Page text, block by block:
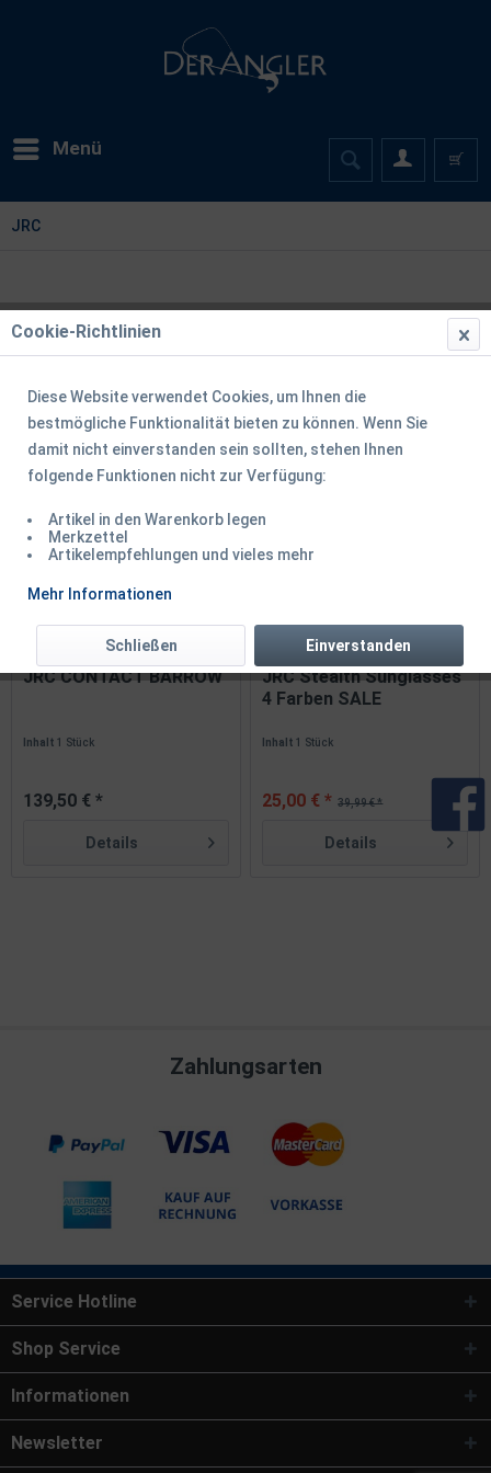
Menü
JRC
Filtern
JRC CONTACT BARROW
Inhalt1 Stück
139,50 € *
Details
TIPP!
JRC Stealth Sunglasses
4 Farben SALE
Inhalt1 Stück
39,99 € *
25,00 € *
Details
Zahlungsarten
Service Hotline
Shop Service
Informationen
Newsletter
Cookie-Richtlinien
Diese Website verwendet Cookies, um Ihnen die
bestmögliche Funktionalität bieten zu können. Wenn Sie
damit nicht einverstanden sein sollten, stehen Ihnen
folgende Funktionen nicht zur Verfügung:
Artikel in den Warenkorb legen
Merkzettel
Artikelempfehlungen und vieles mehr
Mehr Informationen
Einverstanden
Schließen